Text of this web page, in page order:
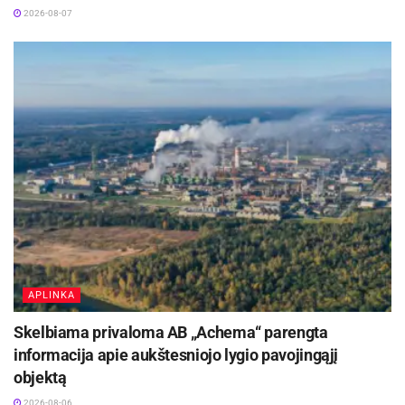
2026-08-07
APLINKA
Skelbiama privaloma AB „Achema“ parengta
informacija apie aukštesniojo lygio pavojingąjį
objektą
2026-08-06